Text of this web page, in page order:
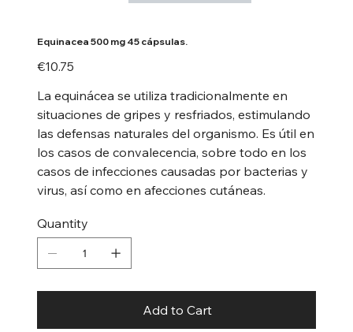
Equinacea 500 mg 45 cápsulas.
Price
€10.75
La equinácea se utiliza tradicionalmente en
situaciones de gripes y resfriados, estimulando
las defensas naturales del organismo. Es útil en
los casos de convalecencia, sobre todo en los
casos de infecciones causadas por bacterias y
virus, así como en afecciones cutáneas.
Quantity
Add to Cart